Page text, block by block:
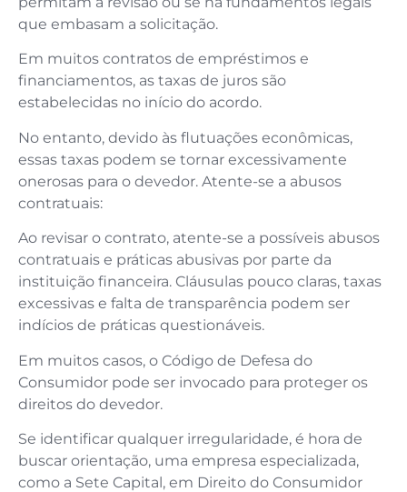
que embasam a solicitação.
Em muitos contratos de empréstimos e
financiamentos, as taxas de juros são
estabelecidas no início do acordo.
No entanto, devido às flutuações econômicas,
essas taxas podem se tornar excessivamente
onerosas para o devedor. Atente-se a abusos
contratuais:
Ao revisar o contrato, atente-se a possíveis abusos
contratuais e práticas abusivas por parte da
instituição financeira. Cláusulas pouco claras, taxas
excessivas e falta de transparência podem ser
indícios de práticas questionáveis.
Em muitos casos, o Código de Defesa do
Consumidor pode ser invocado para proteger os
direitos do devedor.
Se identificar qualquer irregularidade, é hora de
buscar orientação, uma empresa especializada,
como a Sete Capital, em Direito do Consumidor